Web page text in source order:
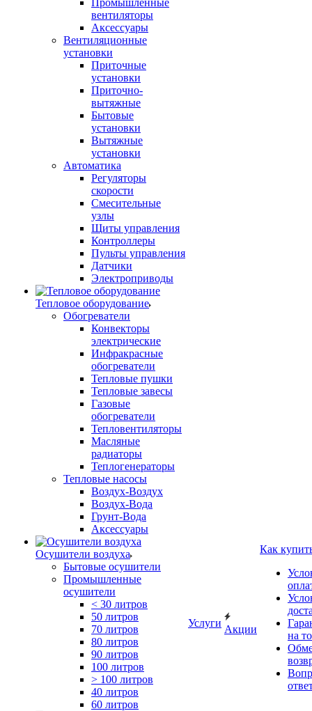
Промышленные
вентиляторы
Аксессуары
Вентиляционные
установки
Приточные
установки
Приточно-
вытяжные
Бытовые
установки
Вытяжные
установки
Автоматика
Регуляторы
скорости
Смесительные
узлы
Щиты управления
Контроллеры
Пульты управления
Датчики
Электроприводы
Тепловое оборудование
Обогреватели
Конвекторы
электрические
Инфракрасные
обогреватели
Тепловые пушки
Тепловые завесы
Газовые
обогреватели
Тепловентиляторы
Масляные
радиаторы
Теплогенераторы
Тепловые насосы
Воздух-Воздух
Воздух-Вода
Грунт-Вода
Аксессуары
Осушители воздуха
Бытовые осушители
Промышленные
осушители
< 30 литров
50 литров
70 литров
80 литров
90 литров
100 литров
> 100 литров
40 литров
60 литров
Услуги
Акции
Как
на